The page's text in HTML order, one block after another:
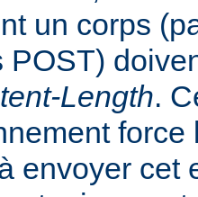
un corps
POST)
Length.
force
envoyer cet